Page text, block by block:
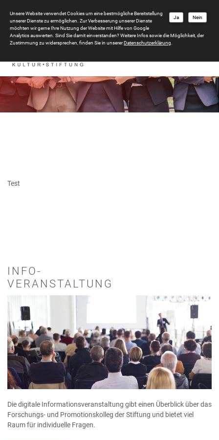
Test
INFO-
VERANSTALTUNG
Die digitale Informationsveranstaltung gibt einen Überblick über das
Forschungs- und Promotionskolleg der Stiftung und bietet viel
Raum für individuelle Fragen.
Nein
Ja
Unsere Website verwendet Cookies um eine bestmögliche Bereitstellung
unserer Dienste zu ermöglichen. Zur Verbesserung unserer Dienste
möchten wir gerne Ihre Nutzung der Website mit Hilfe von Google
Analytics auswerten. Sind Sie damit einverstanden? Weitere Infos sowie die Möglichkeit, der
Zustimmung zu widersprechen, finden Sie in unsererDatenschutzerklärung